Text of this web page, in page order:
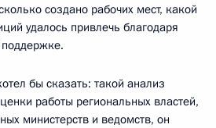
создано рабочих мест, какой
удалось привлечь благодаря
бы сказать: такой анализ
работы региональных властей,
министерств и ведомств, он